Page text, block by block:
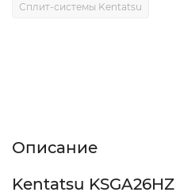
Сплит-системы Kentatsu
Описание
Kentatsu